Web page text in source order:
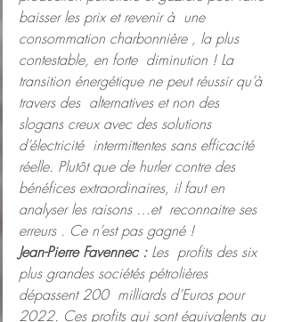
baisser les prix et revenir à  une
consommation charbonnière , la plus
contestable, en forte  diminution ! La
transition énergétique ne peut réussir qu’à
travers des  alternatives et non des
slogans creux avec des solutions
d’électricité  intermittentes sans efficacité
réelle. Plutôt que de hurler contre des
bénéfices extraordinaires, il faut en
analyser les raisons …et  reconnaitre ses
erreurs . Ce n’est pas gagné !
Jean-Pierre Favennec : Les  profits des six
plus grandes sociétés pétrolières
dépassent 200  milliards d’Euros pour
2022. Ces profits qui sont équivalents au